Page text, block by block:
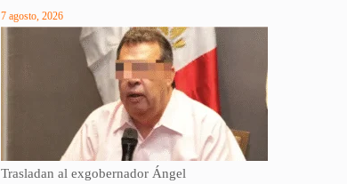
7 agosto, 2026
Trasladan al exgobernador Ángel